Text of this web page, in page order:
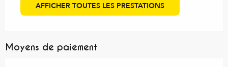
AFFICHER TOUTES LES PRESTATIONS
Moyens de paiement